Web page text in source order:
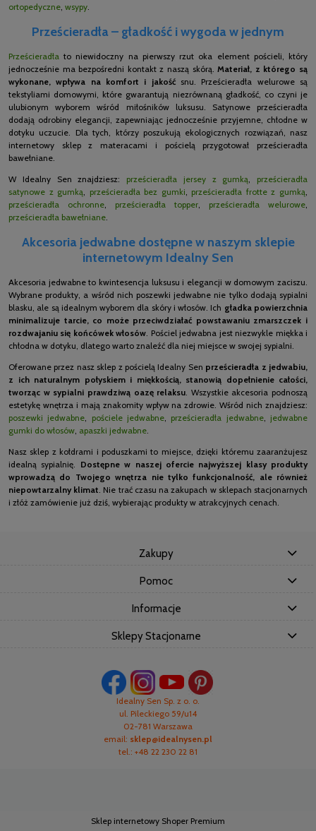
ortopedyczne wsypy
Prześcieradła – gładkość i wygoda w jednym
Prześcieradła to niewidoczny na pierwszy rzut oka element pościeli, który
jednocześnie ma bezpośredni kontakt z naszą skórą.Materiał, z którego są
wykonane, wpływa na komfort i jakośćsnu. Prześcieradła welurowe są
tekstyliami domowymi, które gwarantują niezrównaną gładkość, co czyni je
ulubionym wyborem wśród miłośników luksusu. Satynowe prześcieradła
dodają odrobiny elegancji, zapewniając jednocześnie przyjemne, chłodne w
dotyku uczucie. Dla tych, którzy poszukują ekologicznych rozwiązań, nasz
internetowy sklep z materacami i pościelą przygotował prześcieradła
bawełniane.
W Idealny Sen znajdziesz: prześcieradła jersey z gumką
prześcieradła
satynowe z gumką
prześcieradła bez gumki prześcieradła frotte z gumką
prześcieradła ochronne
prześcieradła topper prześcieradła welurowe
prześcieradła bawełniane
Akcesoria jedwabne dostępne w naszym sklepie
internetowym Idealny Sen
Akcesoria jedwabne to kwintesencja luksusu i elegancji w domowym zaciszu.
Wybrane produkty, a wśród nich poszewki jedwabne nie tylko dodają sypialni
blasku, ale są idealnym wyborem dla skóry i włosów. Ich gładka powierzchnia
minimalizuje tarcie, co może przeciwdziałać powstawaniu zmarszczek i
rozdwajaniu się końcówek włosów . Pościel jedwabna jest niezwykle miękka i
chłodna w dotyku, dlatego warto znaleźć dla niej miejsce w swojej sypialni.
Oferowane przez nasz sklep z pościelą Idealny Sen prześcieradła z jedwabiu,
z ich naturalnym połyskiem i miękkością, stanowią dopełnienie całości,
tworząc w sypialni prawdziwą oazę relaksu . Wszystkie akcesoria podnoszą
estetykę wnętrza i mają znakomity wpływ na zdrowie. Wśród nich znajdziesz:
poszewki jedwabne
pościele jedwabne prześcieradła jedwabne, jedwabne
gumki do włosów apaszki jedwabne
Nasz sklep z kołdrami i poduszkami to miejsce, dzięki któremu zaaranżujesz
idealną sypialnię. Dostępne w naszej ofercie najwyższej klasy produkty
wprowadzą do Twojego wnętrza nie tylko funkcjonalność, ale również
niepowtarzalny klimat . Nie trać czasu na zakupach w sklepach stacjonarnych
i złóż zamówienie już dziś, wybierając produkty w atrakcyjnych cenach.
Zakupy
Pomoc
Informacje
Sklepy Stacjonarne
Idealny Sen Sp. z o. o.
ul. Pileckiego 59/u14
02-781 Warszawa
email: sklep@idealnysen.pl
tel.: +48 22 230 22 81
Sklep internetowy Shoper Premium